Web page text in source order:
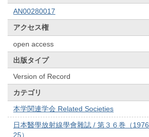
AN00280017
アクセス権
open access
出版タイプ
Version of Record
カテゴリ
本学関連学会 Related Societies
日本醫學放射線學會雜誌 / 第３６巻（
25）